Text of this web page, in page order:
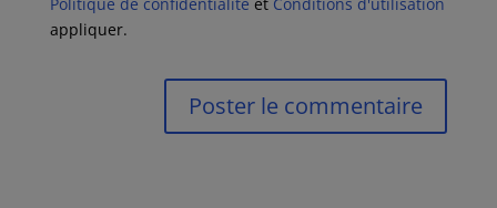
Politique de confidentialité et Conditions d'utilisation
appliquer.